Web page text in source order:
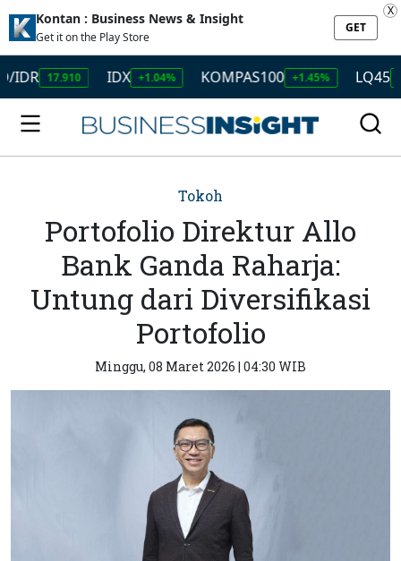
Kontan : Business News & Insight
Get it on the Play Store
GET
X
17.910 IDX +1.04% KOMPAS100 +1.45% LQ45
Tokoh
Portofolio Direktur Allo
Bank Ganda Raharja:
Untung dari Diversifikasi
Portofolio
Minggu, 08 Maret 2026 | 04:30 WIB